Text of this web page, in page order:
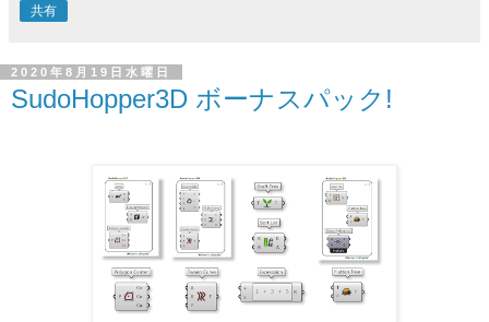
共有
2020年8月19日水曜日
SudoHopper3D ボーナスパック!